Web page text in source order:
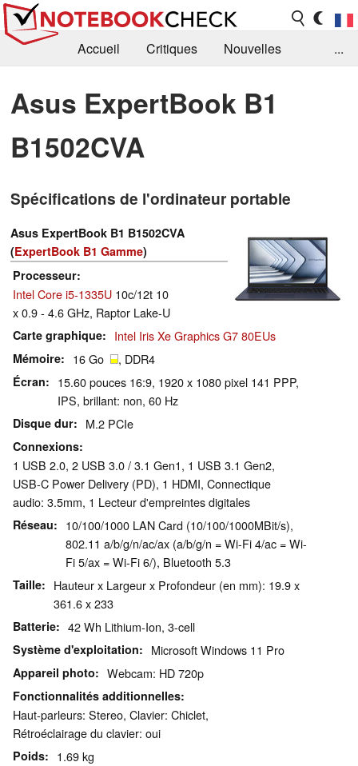
Accueil Critiques
Nouvelles
Recherche
Contact
...
Asus ExpertBook B1
B1502CVA
Spécifications de l'ordinateur portable
Asus ExpertBook B1 B1502CVA
(ExpertBook B1 Gamme)
Processeur
Intel Core i5-1335U 10c/12t 10
x 0.9 - 4.6 GHz, Raptor Lake-U
Carte graphique Intel Iris Xe Graphics G7 80EUs
Mémoire 16 Go , DDR4
Écran
15.60 pouces 16:9, 1920 x 1080 pixel 141 PPP,
IPS, brillant: non, 60 Hz
Disque dur M.2 PCIe
Connexions
1 USB 2.0, 2 USB 3.0 / 3.1 Gen1, 1 USB 3.1 Gen2,
USB-C Power Delivery (PD), 1 HDMI, Connectique
audio: 3.5mm, 1 Lecteur d'empreintes digitales
Réseau
10/100/1000 LAN Card (10/100/1000MBit/s),
802.11 a/b/g/n/ac/ax (a/b/g/n = Wi-Fi 4/ac = Wi-
Fi 5/ax = Wi-Fi 6/), Bluetooth 5.3
Taille
Hauteur x Largeur x Profondeur (en mm): 19.9 x
361.6 x 233
Batterie 42 Wh Lithium-Ion, 3-cell
Système d'exploitation Microsoft Windows 11 Pro
Appareil photo Webcam: HD 720p
Fonctionnalités additionnelles
Haut-parleurs: Stereo, Clavier: Chiclet,
Rétroéclairage du clavier: oui
Poids 1.69 kg